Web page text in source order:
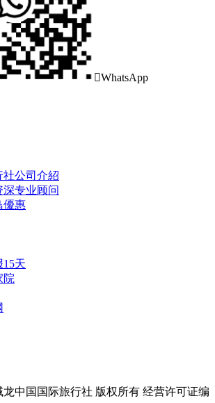
WhatsApp
社公司介紹
专业顾问
優惠
天
院
龙中国国际旅行社 版权所有 经营许可证编